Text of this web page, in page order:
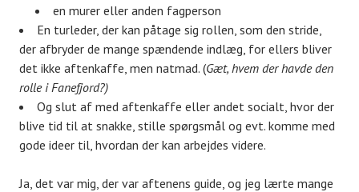
en murer eller anden fagperson
En turleder, der kan påtage sig rollen, som den stride,
der afbryder de mange spændende indlæg, for ellers bliver
det ikke aftenkaffe, men natmad. (Gæt, hvem der havde den
rolle i Fanefjord?)
Og slut af med aftenkaffe eller andet socialt, hvor der
blive tid til at snakke, stille spørgsmål og evt. komme med
gode ideer til, hvordan der kan arbejdes videre.
Ja, det var mig, der var aftenens guide, og jeg lærte mange